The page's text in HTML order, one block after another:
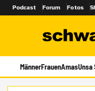
Podcast Forum Fotos
MännerFrauenAmasUnsa